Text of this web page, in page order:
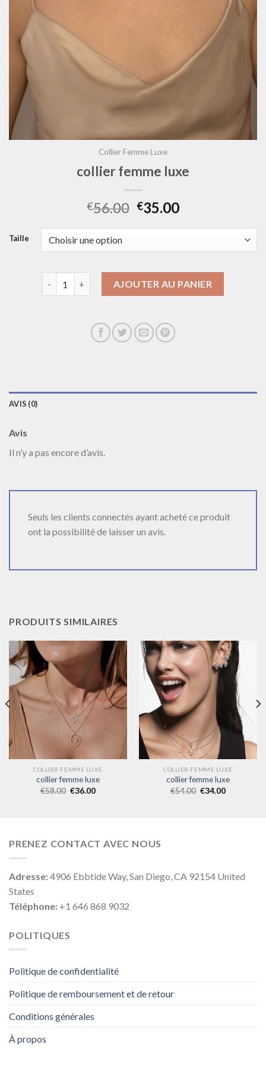
Collier Femme Luxe
collier femme luxe
€56.00 €35.00
Taille
AJOUTER AU PANIER
AVIS (0)
Avis
Il n’y a pas encore d’avis.
Seuls les clients connectés ayant acheté ce produit
ont la possibilité de laisser un avis.
PRODUITS SIMILAIRES
COLLIER FEMME LUXE
collier femme luxe
€58.00 €36.00
COLLIER FEMME LUXE
collier femme luxe
€54.00 €34.00
PRENEZ CONTACT AVEC NOUS
Adresse:4906 Ebbtide Way, San Diego, CA 92154 United
States
Téléphone: +1 646 868 9032
POLITIQUES
Politique de confidentialité
Politique de remboursement et de retour
Conditions générales
À propos